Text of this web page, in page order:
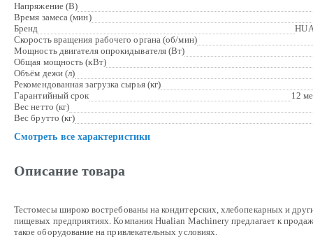
Напряжение (В)
Время замеса (мин)
Бренд
Скорость вращения рабочего органа (об/мин)
Мощность двигателя опрокидывателя (Вт)
Общая мощность (кВт)
Объём дежи (л)
Рекомендованная загрузка сырья (кг)
Гарантийный срок
12
Вес нетто (кг)
Вес брутто (кг)
Смотреть все характеристики
Описание товара
Тестомесы широко востребованы на кондитерских, хлебопекарных и
пищевых предприятиях. Компания Hualian Machinery предлагает к
такое оборудование на привлекательных условиях.